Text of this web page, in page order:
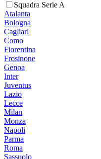
Squadra Serie A
Atalanta
Bologna
Cagliari
Como
Fiorentina
Frosinone
Genoa
Inter
Juventus
Lazio
Lecce
Milan
Monza
Napoli
Parma
Roma
Sassuolo